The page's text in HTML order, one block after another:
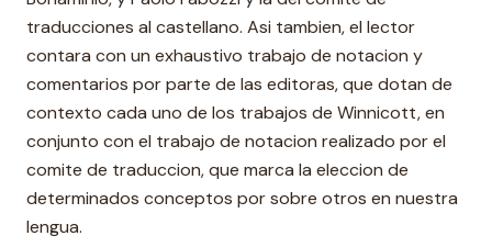
traducciones al castellano. Asi tambien, el lector
contara con un exhaustivo trabajo de notacion y
comentarios por parte de las editoras, que dotan de
contexto cada uno de los trabajos de Winnicott, en
conjunto con el trabajo de notacion realizado por el
comite de traduccion, que marca la eleccion de
determinados conceptos por sobre otros en nuestra
lengua.